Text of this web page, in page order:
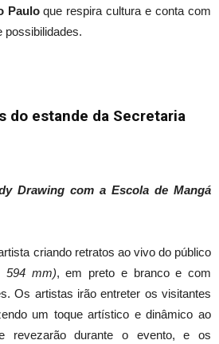
Pauloque respira cultura e conta com
possibilidades.
do estande da Secretaria
Drawing com a Escola de Mangá
criando retratos ao vivo do público
594 mm), em preto e branco e com
Os artistas irão entreter os visitantes
um toque artístico e dinâmico ao
revezarão durante o evento, e os